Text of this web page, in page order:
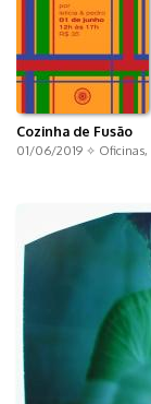
Cozinha de Fusão
01/06/2019 ✧ Oficinas,